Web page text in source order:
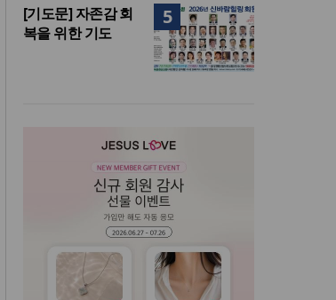
5
[기도문] 자존감 회
복을 위한 기도